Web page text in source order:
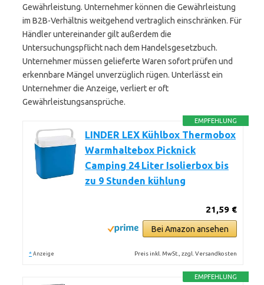
Gewährleistung. Unternehmer können die Gewährleistung
im B2B-Verhältnis weitgehend vertraglich einschränken. Für
Händler untereinander gilt außerdem die
Untersuchungspflicht nach dem Handelsgesetzbuch.
Unternehmer müssen gelieferte Waren sofort prüfen und
erkennbare Mängel unverzüglich rügen. Unterlässt ein
Unternehmer die Anzeige, verliert er oft
Gewährleistungsansprüche.
EMPFEHLUNG
LINDER LEX Kühlbox Thermobox
Warmhaltebox Picknick
Camping 24 Liter Isolierbox bis
zu 9 Stunden kühlung
21,59 €
Bei Amazon ansehen
* Anzeige Preis inkl. MwSt., zzgl. Versandkosten
EMPFEHLUNG